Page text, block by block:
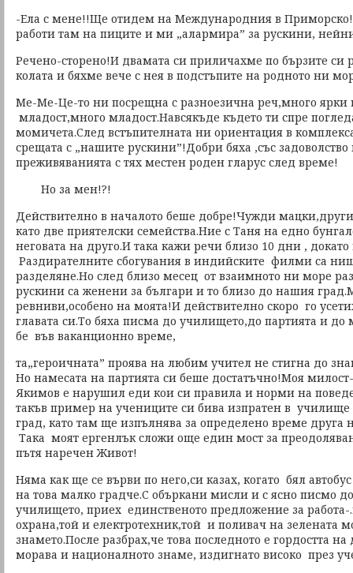
-Ела с мене!!Ще отидем на Международния в
работи там на пиците и ми „алармира” за рускини,
Речено-сторено!И двамата си приличахме по бързите си
колата и бяхме вече с нея в подстъпите на родното ни
Ме-Ме-Це-то ни посрещна с разноезична реч,много ярки
младост,много младост.Навсякъде където ти спре
момичета.След встъпителната ни ориентация в
срещата с „нашите рускини”!Добри бяха ,със
преживяванията с тях местен роден гларус след време!
Но за мен!?!
Действително в началото беше добре!Чужди
като две приятелски семейства.Ние с Таня на едно
неговата на друго.И така кажи речи близо 10 дни ,
Раздирателните сбогувания в индийските филми са
разделяне.Но след близо месец от взаимното ни море
рускини са женени за българи и то близо до нашия
ревниви,особено на моята!И действително скоро го
главата си.То бяха писма до училището,до партията и
бе във ваканционно време,
та„героичната” проява на любим учител не стигна до
Но намесата на партията си беше достатъчно!Моя
Якимов е нарушил еди кои си правила и норми на
такъв пример на учениците си бива изпратен в
град, като там ще изпълнява за определено време друга
Така моят ергенлък сложи още един мост за
пътя наречен Живот!
Няма как ще се върви по него,си казах, когато бял
на това малко градче.С объркани мисли и с ясно писмо
училището, приех единственото предложение за работа-
охрана,той и електротехник,той и поливач на зелената
знамето.После разбрах,че това последното е гордостта
морава и националното знаме, издигнато високо през